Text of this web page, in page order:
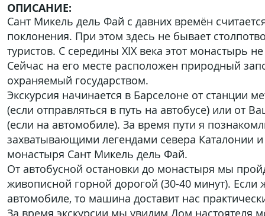
ОПИСАНИЕ:
Сант Микель дель Фай с давних времён
поклонения. При этом здесь не бывает
туристов. С середины XIX века этот монастырь
Сейчас на его месте расположен природный
охраняемый государством.
Экскурсия начинается в Барселоне от станции
(если отправляться в путь на автобусе) или от
(если на автомобиле). За время пути я
захватывающими легендами севера Каталонии и
монастыря Сант Микель дель Фай.
От автобусной остановки до монастыря мы
живописной горной дорогой (30-40 минут). Если
автомобиле, то машина доставит нас
За время экскурсии мы увидим Дом настоятеля